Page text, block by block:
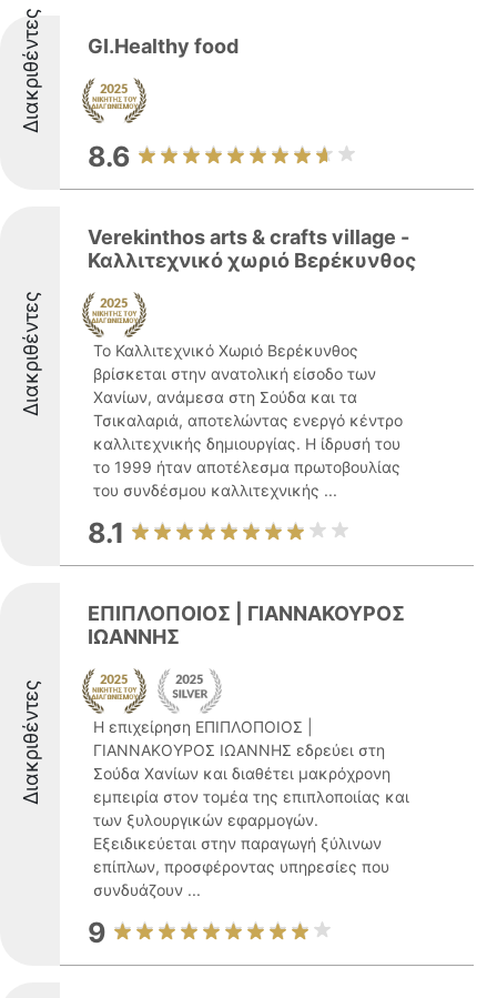
Διακριθέντες GI.Healthy food
8.6
Διακριθέντες
Verekinthos arts & crafts village -
Καλλιτεχνικό χωριό Βερέκυνθος
Το Καλλιτεχνικό Χωριό Βερέκυνθος
βρίσκεται στην ανατολική είσοδο των
Χανίων, ανάμεσα στη Σούδα και τα
Τσικαλαριά, αποτελώντας ενεργό κέντρο
καλλιτεχνικής δημιουργίας. Η ίδρυσή του
το 1999 ήταν αποτέλεσμα πρωτοβουλίας
του συνδέσμου καλλιτεχνικής ...
8.1
Διακριθέντες
ΕΠΙΠΛΟΠΟΙΟΣ | ΓΙΑΝΝΑΚΟΥΡΟΣ
ΙΩΑΝΝΗΣ
Η επιχείρηση ΕΠΙΠΛΟΠΟΙΟΣ |
ΓΙΑΝΝΑΚΟΥΡΟΣ ΙΩΑΝΝΗΣ εδρεύει στη
Σούδα Χανίων και διαθέτει μακρόχρονη
εμπειρία στον τομέα της επιπλοποιίας και
των ξυλουργικών εφαρμογών.
Εξειδικεύεται στην παραγωγή ξύλινων
επίπλων, προσφέροντας υπηρεσίες που
συνδυάζουν ...
9